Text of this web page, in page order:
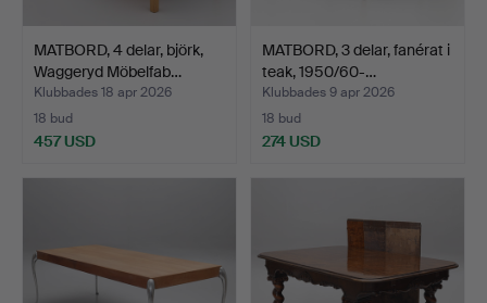
MATBORD, 4 delar, björk,
Waggeryd Möbelfab…
Klubbades 18 apr 2026
18 bud
457 USD
MATBORD, 3 delar, fanérat i
teak, 1950/60-…
Klubbades 9 apr 2026
18 bud
274 USD